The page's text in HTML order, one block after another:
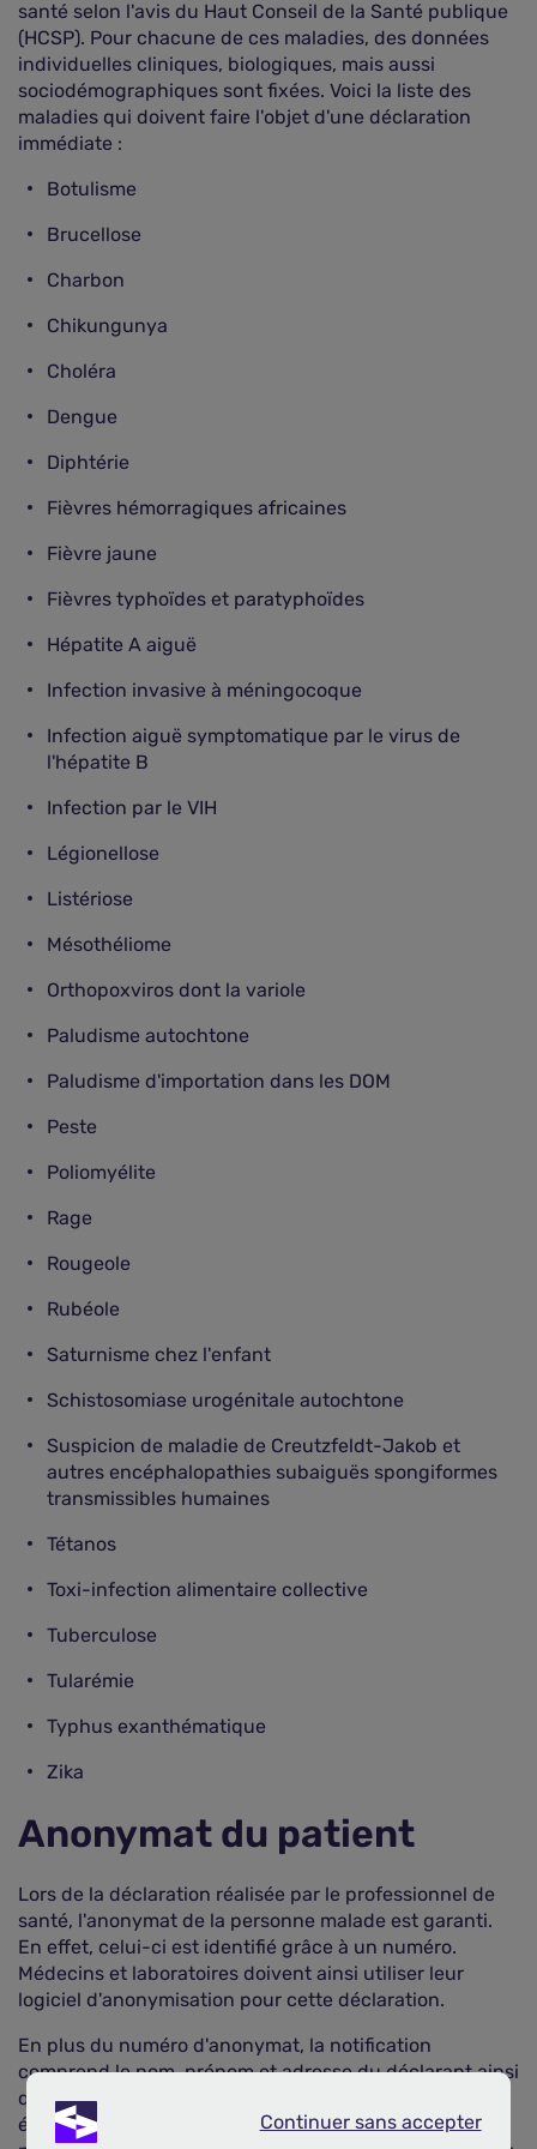
santé selon l'avis du Haut Conseil de la Santé publique
(HCSP). Pour chacune de ces maladies, des données
individuelles cliniques, biologiques, mais aussi
sociodémographiques sont fixées. Voici la liste des
maladies qui doivent faire l'objet d'une déclaration
immédiate :
Botulisme
Brucellose
Charbon
Chikungunya
Choléra
Dengue
Diphtérie
Fièvres hémorragiques africaines
Fièvre jaune
Fièvres typhoïdes et paratyphoïdes
Hépatite A aiguë
Infection invasive à méningocoque
Infection aiguë symptomatique par le virus de
l'hépatite B
Infection par le VIH
Légionellose
Listériose
Mésothéliome
Orthopoxviros dont la variole
Paludisme autochtone
Paludisme d'importation dans les DOM
Peste
Poliomyélite
Rage
Rougeole
Rubéole
Saturnisme chez l'enfant
Schistosomiase urogénitale autochtone
Suspicion de maladie de Creutzfeldt-Jakob et
autres encéphalopathies subaiguës spongiformes
transmissibles humaines
Tétanos
Toxi-infection alimentaire collective
Tuberculose
Tularémie
Typhus exanthématique
Zika
Anonymat du patient
Lors de la déclaration réalisée par le professionnel de
santé, l'anonymat de la personne malade est garanti.
En effet, celui-ci est identifié grâce à un numéro.
Médecins et laboratoires doivent ainsi utiliser leur
logiciel d'anonymisation pour cette déclaration.
En plus du numéro d'anonymat, la notification
comprend le nom, prénom et adresse du déclarant ainsi
que les données nécessaires à la surveillance
épidémiologique. Si la fiche est transmise par voie
Continuer sans accepter
Continuer sans accepter